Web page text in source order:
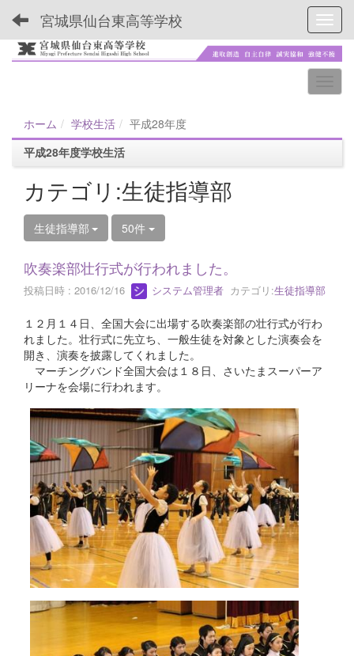
宮城県仙台東高等学校
ホーム 学校生活
平成28年度
平成28年度学校生活
カテゴリ:生徒指導部
生徒指導部 50件
吹奏楽部壮行式が行われました。
投稿日時 : 2016/12/16 システム管理者 カテゴリ:生徒指導部
１２月１４日、全国大会に出場する吹奏楽部の壮行式が行わ
れました。壮行式に先立ち、一般生徒を対象とした演奏会を
開き、演奏を披露してくれました。
マーチングバンド全国大会は１８日、さいたまスーパーア
リーナを会場に行われます。